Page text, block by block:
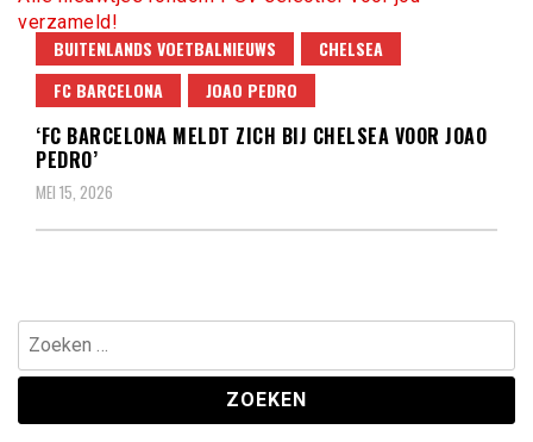
verzameld!
BUITENLANDS VOETBALNIEUWS
CHELSEA
FC BARCELONA
JOAO PEDRO
‘FC BARCELONA MELDT ZICH BIJ CHELSEA VOOR JOAO
PEDRO’
MEI 15, 2026
Zoeken
naar: